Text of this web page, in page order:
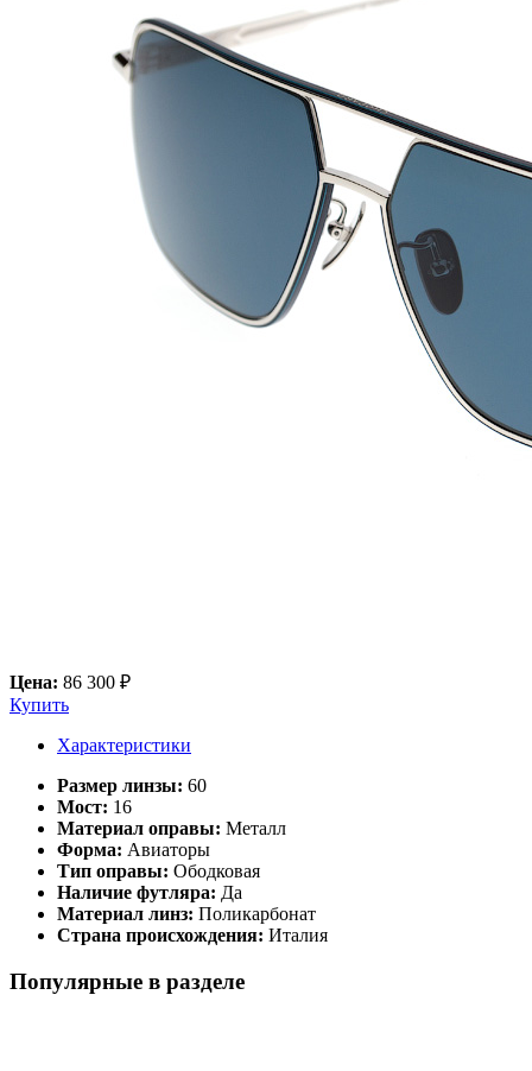
Цена: 86 300 ₽
Купить
Характеристики
Размер линзы: 60
Мост: 16
Материал оправы: Металл
Форма: Авиаторы
Тип оправы: Ободковая
Наличие футляра: Да
Материал линз: Поликарбонат
Страна происхождения: Италия
Популярные в разделе